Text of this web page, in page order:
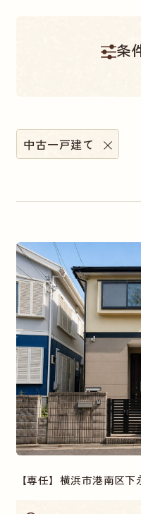
条
物件種別
販売中 中古一
相模原市南区
相模原市中央区
横浜市港南区
神奈川県大和市
価格帯
～1，000万円
1,500〜2,500万円
売主物件
中古一戸建て
【専任】横浜市港南区